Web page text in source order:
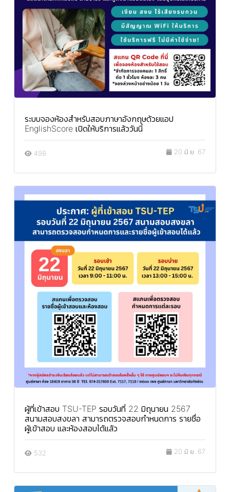
ระบบจองห้องสำหรับสอบภาษาอังกฤษด้วยแอป
EnglishScore เปิดให้บริการแล้ววันนี้
498 20 มิ.ย. 67
ผู้ที่เข้าสอบ TSU-TEP รอบวันที่ 22 มิถุนายน 2567
สนามสอบสงขลา สามารถตรวจสอบกำหนดการ รายชื่อ
ผู้เข้าสอบ และห้องสอบได้แล้ว
532 20 มิ.ย. 67